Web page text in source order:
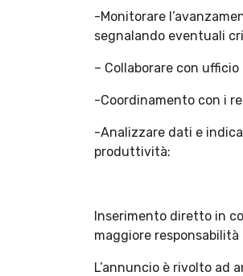
-Monitorare
segnalando eventuali
– Collaborare con
-Coordinamento con i
-Analizzare dati e
produttività:
Inserimento diretto in
maggiore responsabilità
L’annuncio è rivolto ad